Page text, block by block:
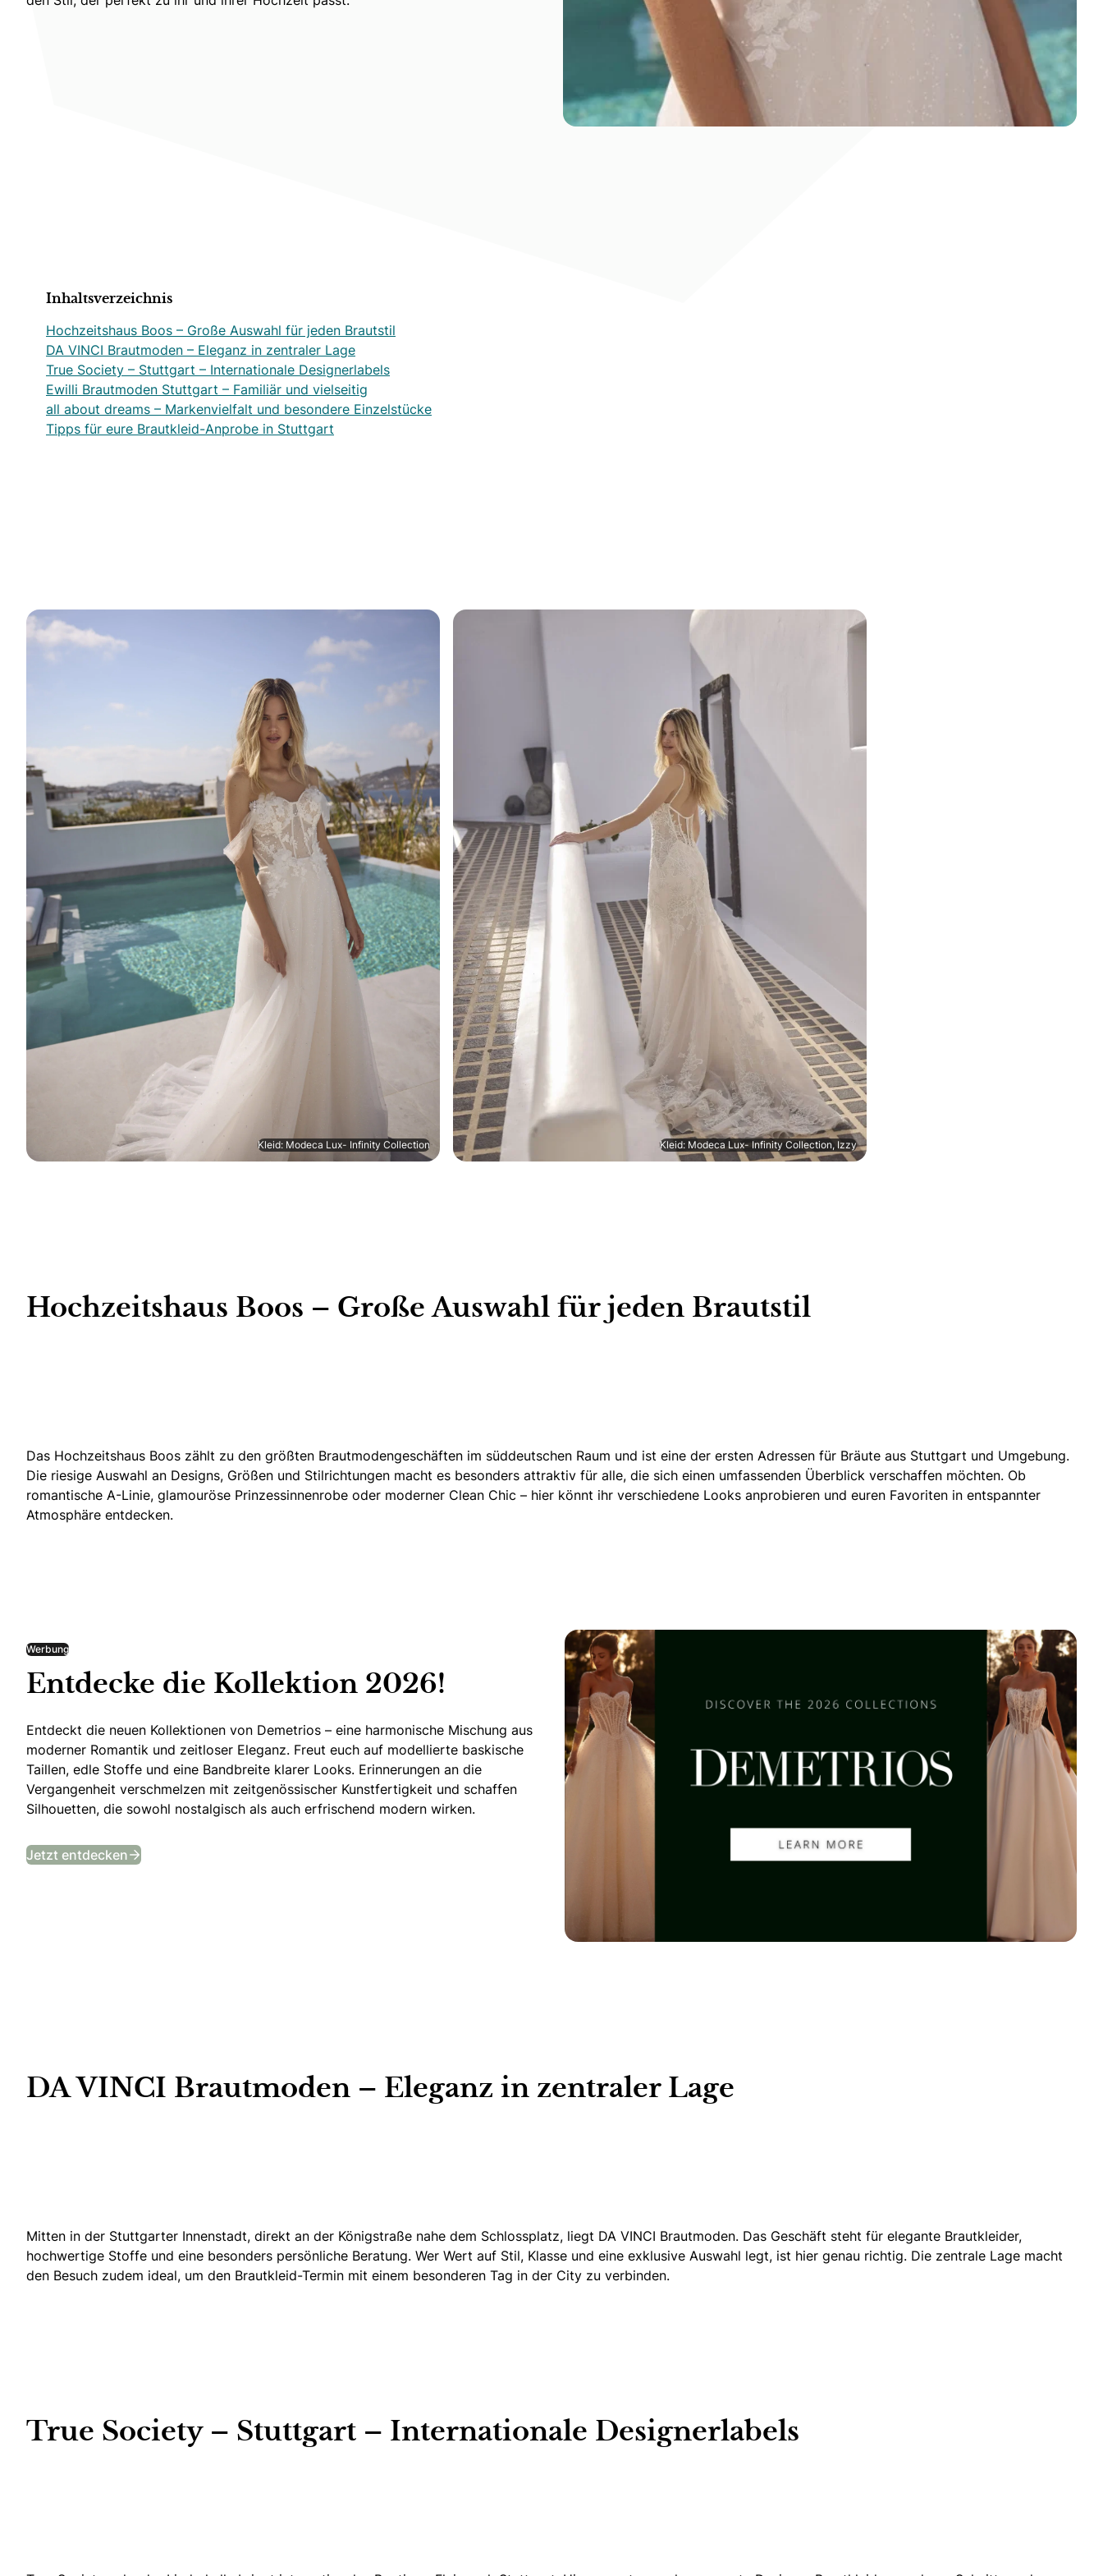
Inhaltsverzeichnis
Hochzeitshaus Boos – Große Auswahl für jeden Brautstil
DA VINCI Brautmoden – Eleganz in zentraler Lage
True Society – Stuttgart – Internationale Designerlabels
Ewilli Brautmoden Stuttgart – Familiär und vielseitig
all about dreams – Markenvielfalt und besondere Einzelstücke
Tipps für eure Brautkleid-Anprobe in Stuttgart
Kleid: Modeca Lux- Infinity Collection Kleid: Modeca Lux- Infinity Collection, Izzy
Hochzeitshaus Boos – Große Auswahl für jeden Brautstil
Das Hochzeitshaus Boos zählt zu den größten Brautmodengeschäften im süddeutschen Raum und ist eine der ersten Adressen für Bräute aus Stuttgart und Umgebung.
Die riesige Auswahl an Designs, Größen und Stilrichtungen macht es besonders attraktiv für alle, die sich einen umfassenden Überblick verschaffen möchten. Ob
romantische A-Linie, glamouröse Prinzessinnenrobe oder moderner Clean Chic – hier könnt ihr verschiedene Looks anprobieren und euren Favoriten in entspannter
Atmosphäre entdecken.
Werbung
Entdecke die Kollektion 2026!
Entdeckt die neuen Kollektionen von Demetrios – eine harmonische Mischung aus
moderner Romantik und zeitloser Eleganz. Freut euch auf modellierte baskische
Taillen, edle Stoffe und eine Bandbreite klarer Looks. Erinnerungen an die
Vergangenheit verschmelzen mit zeitgenössischer Kunstfertigkeit und schaffen
Silhouetten, die sowohl nostalgisch als auch erfrischend modern wirken.
Jetzt entdecken
DA VINCI Brautmoden – Eleganz in zentraler Lage
Mitten in der Stuttgarter Innenstadt, direkt an der Königstraße nahe dem Schlossplatz, liegt DA VINCI Brautmoden. Das Geschäft steht für elegante Brautkleider,
hochwertige Stoffe und eine besonders persönliche Beratung. Wer Wert auf Stil, Klasse und eine exklusive Auswahl legt, ist hier genau richtig. Die zentrale Lage macht
den Besuch zudem ideal, um den Brautkleid-Termin mit einem besonderen Tag in der City zu verbinden.
True Society – Stuttgart – Internationale Designerlabels